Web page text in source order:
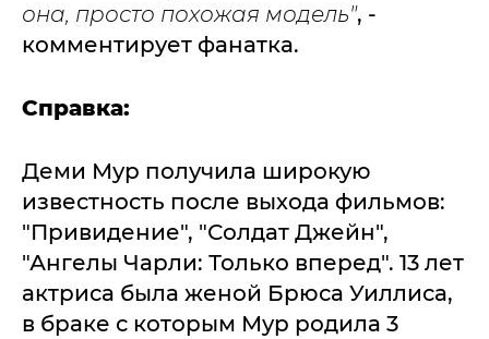
она, просто похожая модель", -
комментирует фанатка.
Справка:
Деми Мур получила широкую
известность после выхода фильмов:
"Привидение", "Солдат Джейн",
"Ангелы Чарли: Только вперед". 13 лет
актриса была женой Брюса Уиллиса,
в браке с которым Мур родила 3